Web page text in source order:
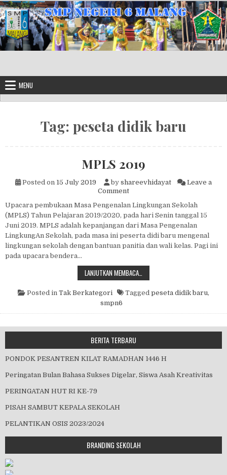
Skip to content
MENU
Tag: peseta didik baru
MPLS 2019
Posted on 15 July 2019 by shareevhidayat
Leave a
Commenton MPLS 2019
Upacara pembukaan Masa Pengenalan Lingkungan Sekolah
(MPLS) Tahun Pelajaran 2019/2020, pada hari Senin tanggal 15
Juni 2019. MPLS adalah kepanjangan dari Masa Pengenalan
LingkungAn Sekolah, pada masa ini peserta didi baru mengenal
lingkungan sekolah dengan bantuan panitia dan wali kelas. Pagi ini
pada upacara bendera…
LANJUTKAN MEMBACA…
Posted in Tak Berkategori Tagged peseta didik baru,
smpn6
BERITA TERBARU
PONDOK PESANTREN KILAT RAMADHAN 1446 H
Peringatan Bulan Bahasa Sukses Digelar, Siswa Asah Kreativitas
PERINGATAN HUT RI KE-79
PISAH SAMBUT KEPALA SEKOLAH
PELANTIKAN OSIS 2023/2024
BRANDING SEKOLAH